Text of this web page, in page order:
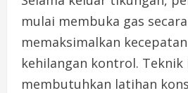
mulai membuka gas
memaksimalkan
kehilangan kontrol. Teknik
membutuhkan latihan